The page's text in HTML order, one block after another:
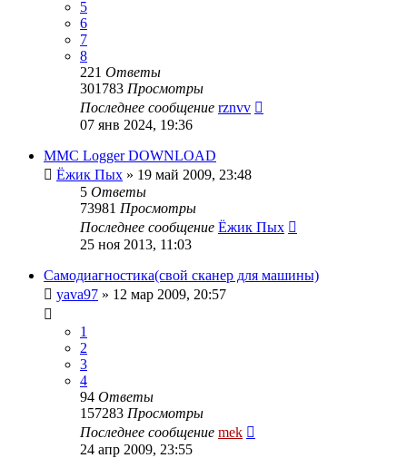
5
6
7
8
221 Ответы
301783 Просмотры
Последнее сообщение rznvv
07 янв 2024, 19:36
MMC Logger DOWNLOAD
Ёжик Пых » 19 май 2009, 23:48
5 Ответы
73981 Просмотры
Последнее сообщение Ёжик Пых
25 ноя 2013, 11:03
Самодиагностика(свой сканер для машины)
yava97 » 12 мар 2009, 20:57
1
2
3
4
94 Ответы
157283 Просмотры
Последнее сообщение mek
24 апр 2009, 23:55